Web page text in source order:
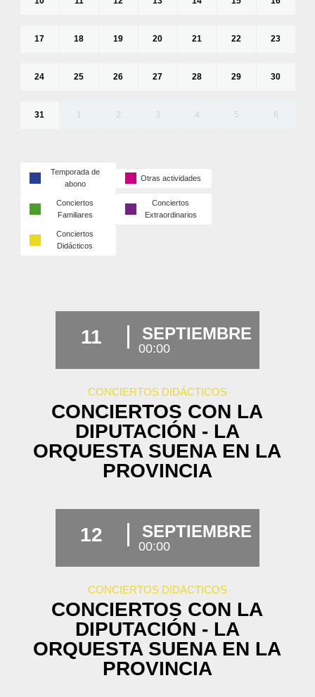
17 18 19 20 21 22 23
24 25 26 27 28 29 30
31 1 2 3 4 5 6
Temporada de
abono
Otras actividades
Conciertos
Familiares
Conciertos
Extraordinarios
Conciertos
Didácticos
11 SEPTIEMBRE
00:00
CONCIERTOS DIDÁCTICOS
CONCIERTOS CON LA
DIPUTACIÓN - LA
ORQUESTA SUENA EN LA
PROVINCIA
12 SEPTIEMBRE
00:00
CONCIERTOS DIDÁCTICOS
CONCIERTOS CON LA
DIPUTACIÓN - LA
ORQUESTA SUENA EN LA
PROVINCIA